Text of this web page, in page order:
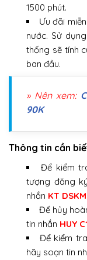
1500 phút.
Ưu đãi
nước. Sử
thống sẽ tính
ban đầu.
» Nên xem:
90K
Thông tin cần
Để kiểm
tượng đăng
nhắn KT DSKM
Để hủy
tin nhắn HUY
Để kiểm
hãy soạn tin